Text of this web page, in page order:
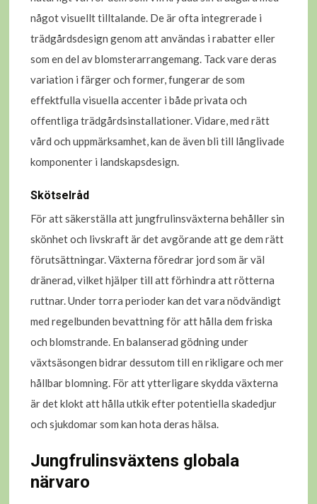
något visuellt tilltalande. De är ofta integrerade i
trädgårdsdesign genom att användas i rabatter eller
som en del av blomsterarrangemang. Tack vare deras
variation i färger och former, fungerar de som
effektfulla visuella accenter i både privata och
offentliga trädgårdsinstallationer. Vidare, med rätt
vård och uppmärksamhet, kan de även bli till långlivade
komponenter i landskapsdesign.
Skötselråd
För att säkerställa att jungfrulinsväxterna behåller sin
skönhet och livskraft är det avgörande att ge dem rätt
förutsättningar. Växterna föredrar jord som är väl
dränerad, vilket hjälper till att förhindra att rötterna
ruttnar. Under torra perioder kan det vara nödvändigt
med regelbunden bevattning för att hålla dem friska
och blomstrande. En balanserad gödning under
växtsäsongen bidrar dessutom till en rikligare och mer
hållbar blomning. För att ytterligare skydda växterna
är det klokt att hålla utkik efter potentiella skadedjur
och sjukdomar som kan hota deras hälsa.
Jungfrulinsväxtens globala
närvaro